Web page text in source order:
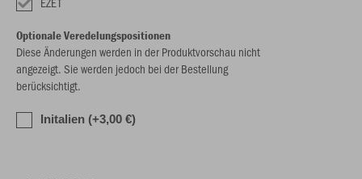
Optionale Veredelungspositionen
Diese Änderungen werden in der Produktvorschau nicht
angezeigt. Sie werden jedoch bei der Bestellung
berücksichtigt.
Initalien (+3,00 €)